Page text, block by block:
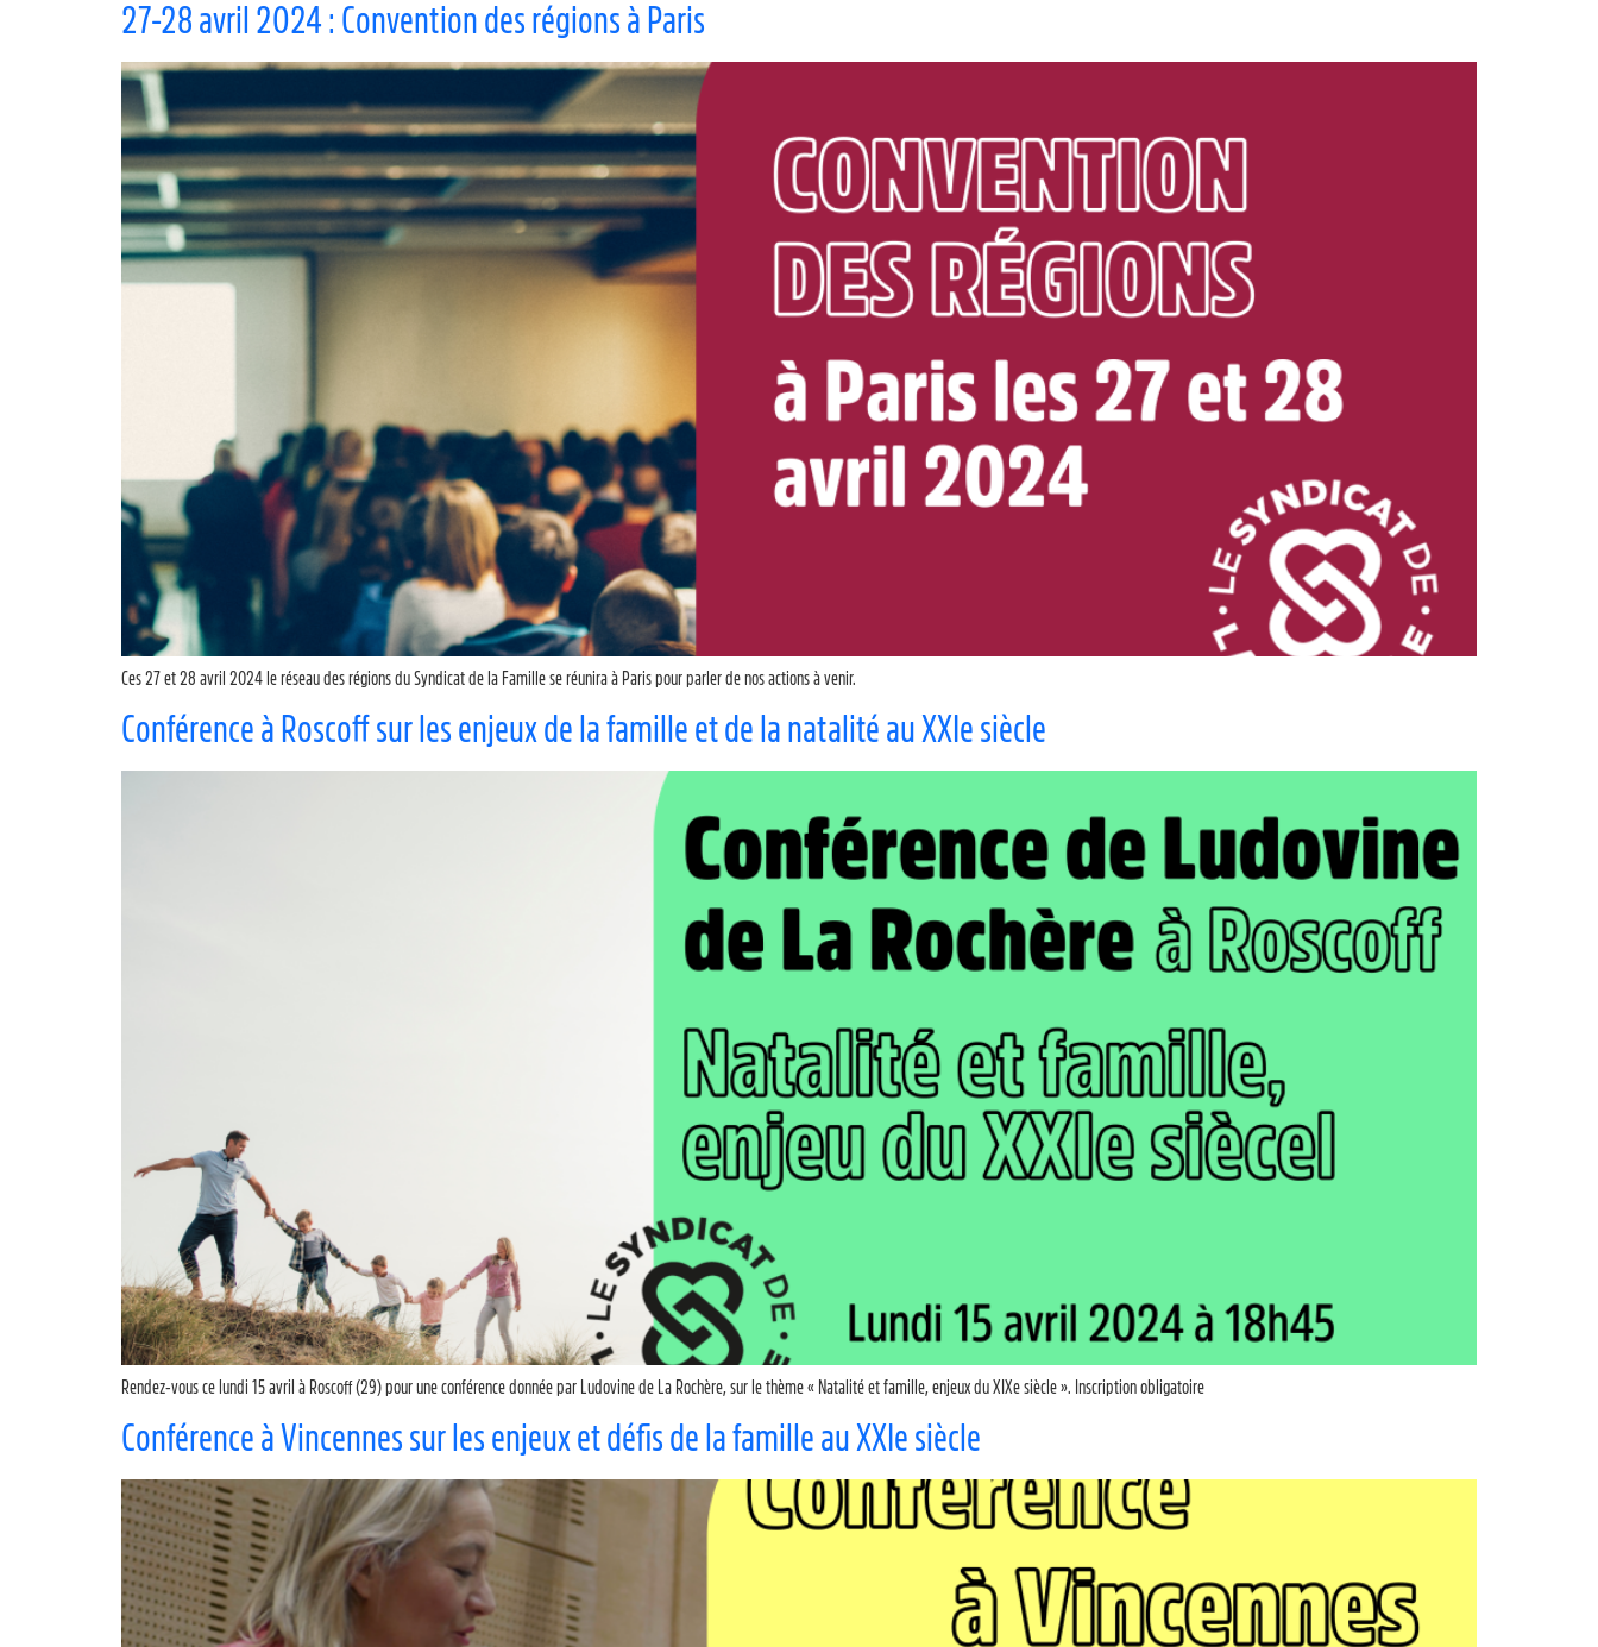
27-28 avril 2024 : Convention des régions à Paris
Ces 27 et 28 avril 2024 le réseau des régions du Syndicat de la Famille se réunira à Paris pour parler de nos actions à venir.
Conférence à Roscoff sur les enjeux de la famille et de la natalité au XXIe siècle
Rendez-vous ce lundi 15 avril à Roscoff (29) pour une conférence donnée par Ludovine de La Rochère, sur le thème « Natalité et famille, enjeux du XIXe siècle ». Inscription obligatoire
Conférence à Vincennes sur les enjeux et défis de la famille au XXIe siècle